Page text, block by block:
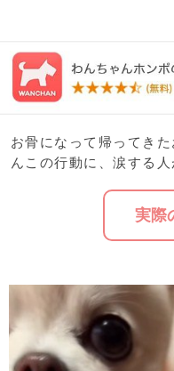
お骨になって帰ってき
んこの行動に、涙する人
実際